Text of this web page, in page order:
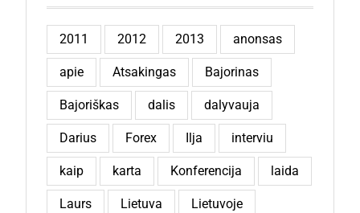
2011 2012 2013 anonsas
apie Atsakingas Bajorinas
Bajoriškas dalis dalyvauja
Darius Forex Ilja interviu
kaip karta Konferencija laida
Laurs Lietuva Lietuvoje